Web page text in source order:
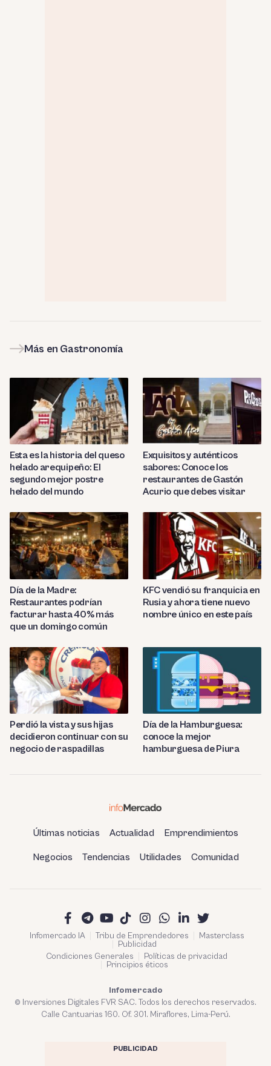
Más en Gastronomía
Esta es la historia del queso
helado arequipeño: El
segundo mejor postre
helado del mundo
Exquisitos y auténticos
sabores: Conoce los
restaurantes de Gastón
Acurio que debes visitar
Día de la Madre:
Restaurantes podrían
facturar hasta 40% más
que un domingo común
KFC vendió su franquicia en
Rusia y ahora tiene nuevo
nombre único en este país
Perdió la vista y sus hijas
decidieron continuar con su
negocio de raspadillas
Día de la Hamburguesa:
conoce la mejor
hamburguesa de Piura
Últimas noticias Actualidad Emprendimientos
Negocios Tendencias Utilidades Comunidad
Infomercado IA Tribu de Emprendedores
Masterclass
Publicidad
Condiciones Generales
Políticas de privacidad
Principios éticos
Infomercado
© Inversiones Digitales FVR SAC. Todos los derechos reservados.
Calle Cantuarias 160. Of. 301. Miraflores, Lima-Perú.
PUBLICIDAD